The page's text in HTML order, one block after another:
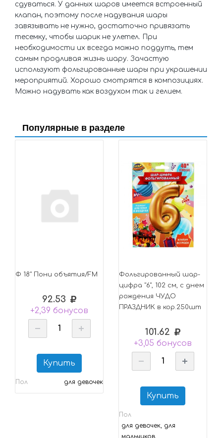
сдуваться. У данных шаров имеется встроенный
клапан, поэтому после надувания шары
завязывать не нужно, достаточно привязать
тесемку, чтобы шарик не улетел. При
необходимости их всегда можно поддуть, тем
самым продливая жизнь шару. Зачастую
используют фольгированные шары при украшении
мероприятий. Хорошо смотрятся в композициях.
Можно надувать как воздухом так и гелием.
Популярные в разделе
Ф 18" Пони объятия/FM
92.53
+2,39 бонусов
Купить
Пол для девочек
Фольгированный шар-
цифра "6", 102 см, с днем
рождения ЧУДО
ПРАЗДНИК в кор.250шт
101.62
+3,05 бонусов
Купить
Пол
для девочек, для